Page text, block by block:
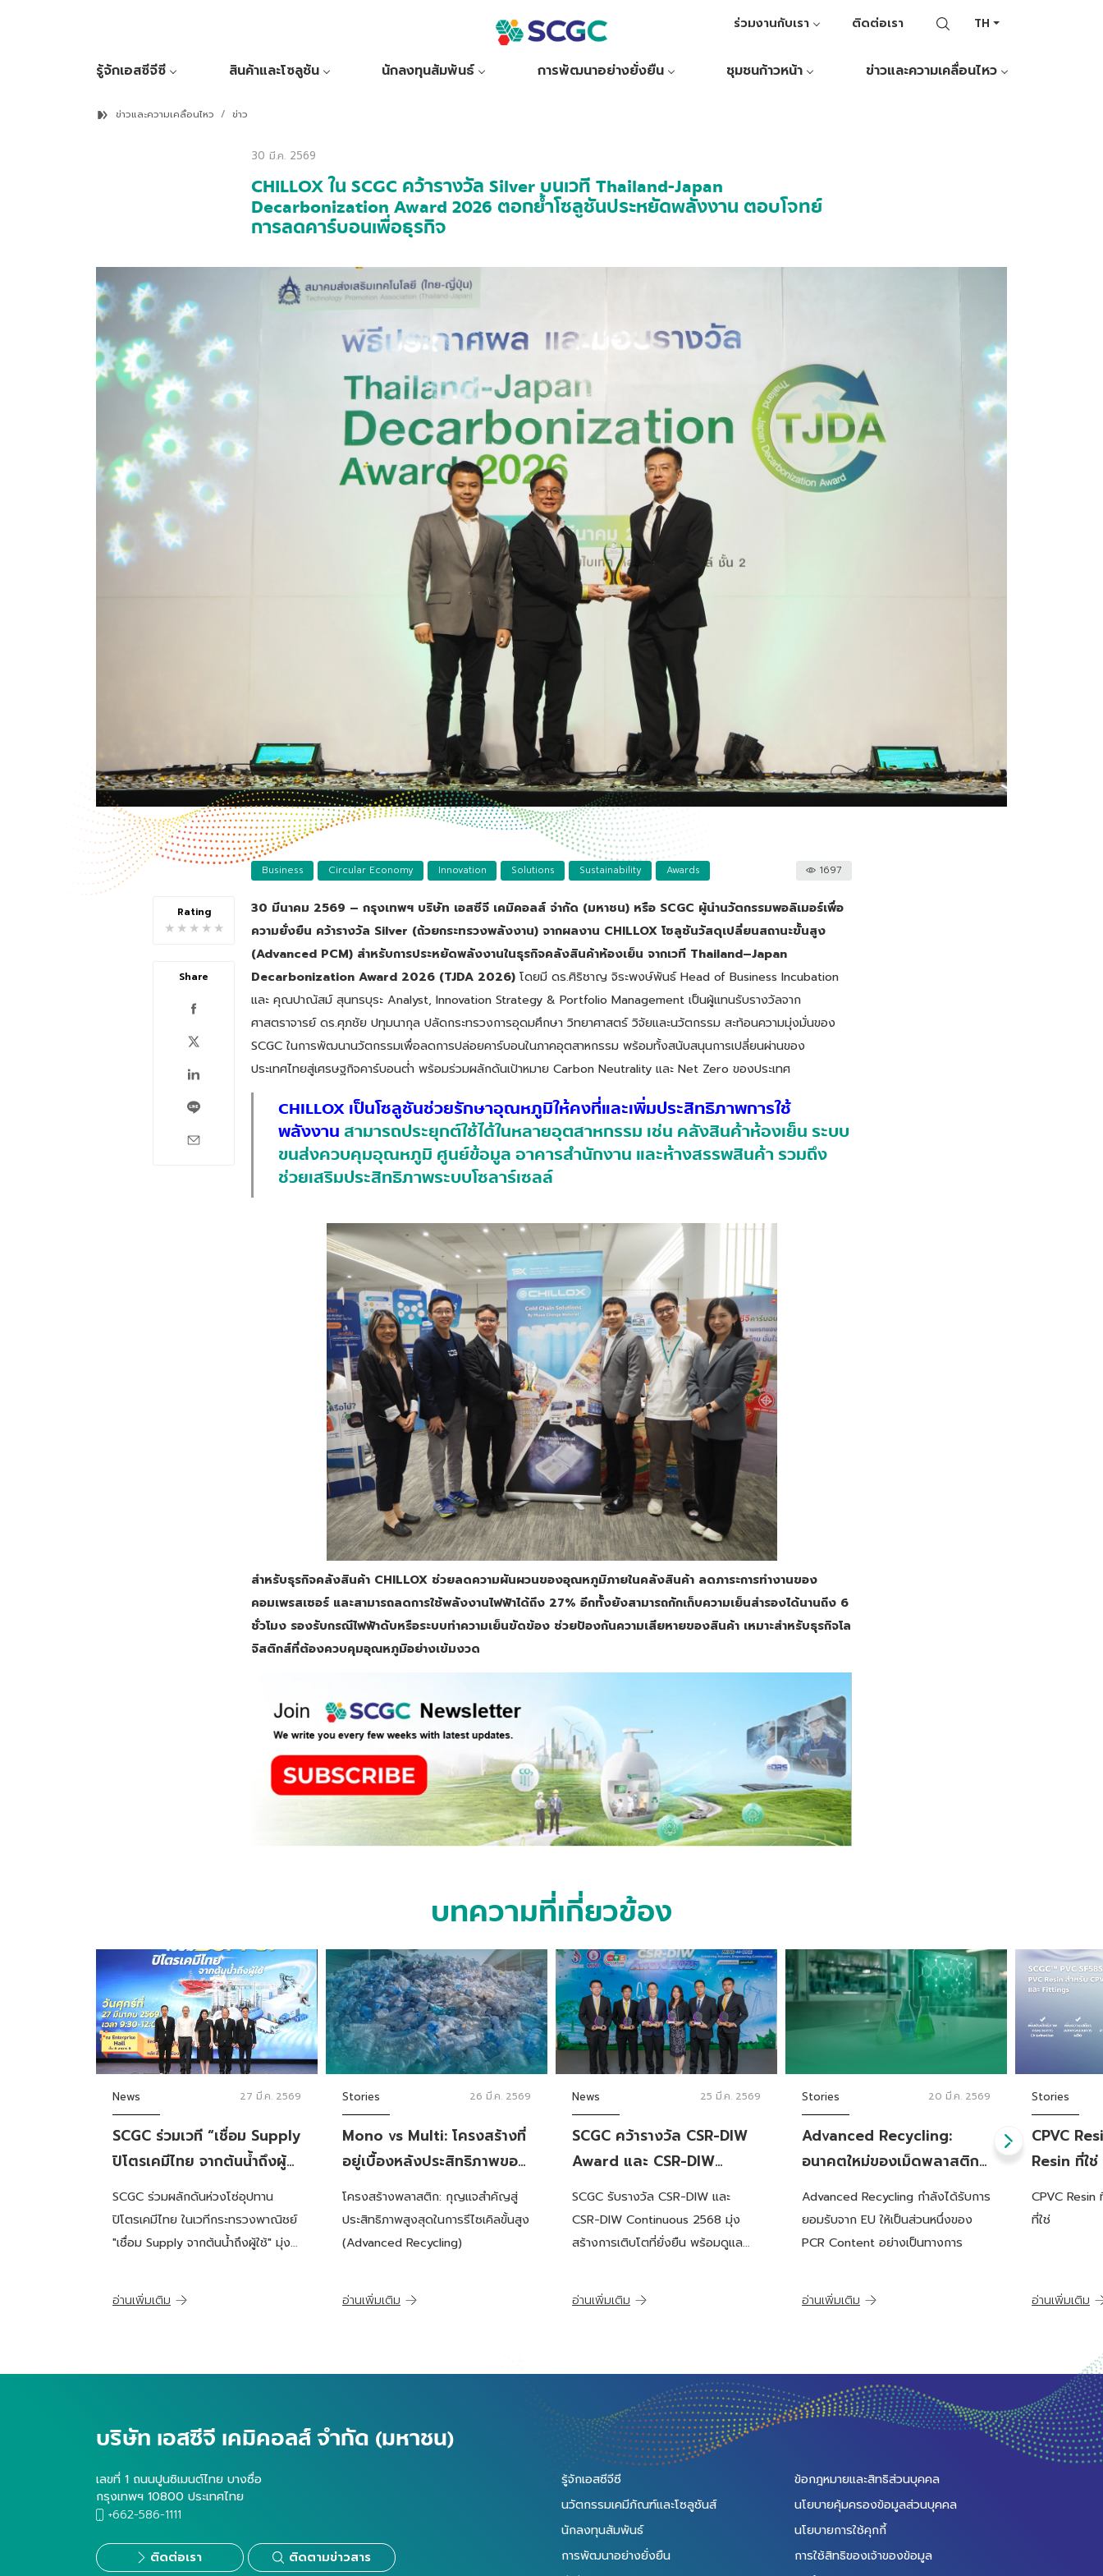
TH
ร่วมงานกับเรา ติดต่อเรา
รู้จักเอสซีจีซี สินค้าและโซลูชัน นักลงทุนสัมพันธ์ การพัฒนาอย่างยั่งยืน ชุมชนก้าวหน้า ข่าวและความเคลื่อนไหว
ข่าวและความเคลื่อนไหว ข่าว
30 มี.ค. 2569
CHILLOX ใน SCGC คว้ารางวัล Silver บนเวที Thailand-Japan
Decarbonization Award 2026 ตอกย้ำโซลูชันประหยัดพลังงาน ตอบโจทย์
การลดคาร์บอนเพื่อธุรกิจ
Business Circular Economy Innovation Solutions Sustainability Awards 1697
30 มีนาคม 2569 – กรุงเทพฯ บริษัท เอสซีจี เคมิคอลส์ จำกัด (มหาชน) หรือ SCGC ผู้นำนวัตกรรมพอลิเมอร์เพื่อ
ความยั่งยืน คว้ารางวัล Silver (ถ้วยกระทรวงพลังงาน) จากผลงาน CHILLOX โซลูชันวัสดุเปลี่ยนสถานะขั้นสูง
(Advanced PCM) สำหรับการประหยัดพลังงานในธุรกิจคลังสินค้าห้องเย็น จากเวที Thailand–Japan
Decarbonization Award 2026 (TJDA 2026) โดยมี ดร.ศิริชาญ จิระพงษ์พันธ์ Head of Business Incubation
และ คุณปาณัสม์ สุนทรบุระ Analyst, Innovation Strategy & Portfolio Management เป็นผู้แทนรับรางวัลจาก
ศาสตราจารย์ ดร.ศุภชัย ปทุมนากุล ปลัดกระทรวงการอุดมศึกษา วิทยาศาสตร์ วิจัยและนวัตกรรม สะท้อนความมุ่งมั่นของ
SCGC ในการพัฒนานวัตกรรมเพื่อลดการปล่อยคาร์บอนในภาคอุตสาหกรรม พร้อมทั้งสนับสนุนการเปลี่ยนผ่านของ
ประเทศไทยสู่เศรษฐกิจคาร์บอนต่ำ พร้อมร่วมผลักดันเป้าหมาย Carbon Neutrality และ Net Zero ของประเทศ
CHILLOX เป็นโซลูชันช่วยรักษาอุณหภูมิให้คงที่และเพิ่มประสิทธิภาพการใช้
พลังงานสามารถประยุกต์ใช้ได้ในหลายอุตสาหกรรม เช่น คลังสินค้าห้องเย็น ระบบ
ขนส่งควบคุมอุณหภูมิ ศูนย์ข้อมูล อาคารสำนักงาน และห้างสรรพสินค้า รวมถึง
ช่วยเสริมประสิทธิภาพระบบโซลาร์เซลล์
สำหรับธุรกิจคลังสินค้า CHILLOX ช่วยลดความผันผวนของอุณหภูมิภายในคลังสินค้า ลดภาระการทำงานของ
คอมเพรสเซอร์ และสามารถลดการใช้พลังงานไฟฟ้าได้ถึง 27% อีกทั้งยังสามารถกักเก็บความเย็นสำรองได้นานถึง 6
ชั่วโมง รองรับกรณีไฟฟ้าดับหรือระบบทำความเย็นขัดข้อง ช่วยป้องกันความเสียหายของสินค้า เหมาะสำหรับธุรกิจโล
จิสติกส์ที่ต้องควบคุมอุณหภูมิอย่างเข้มงวด
Rating
★
★
★
★
★
Share
บทความที่เกี่ยวข้อง
News 27 มี.ค. 2569
SCGC ร่วมเวที “เชื่อม Supply
ปิโตรเคมีไทย จากต้นน้ำถึงผู้
ใช้” โดยกระทรวงพาณิชย์
พร้อมผลักดันบริหารจัดการ
ห่วงโซ่อุปทานปิโตรเคมีไทย
SCGC ร่วมผลักดันห่วงโซ่อุปทาน
ปิโตรเคมีไทย ในเวทีกระทรวงพาณิชย์
"เชื่อม Supply จากต้นน้ำถึงผู้ใช้" มุ่ง
อ่านเพิ่มเติม
Stories 26 มี.ค. 2569
Mono vs Multi: โครงสร้างที่
อยู่เบื้องหลังประสิทธิภาพของ
การรีไซเคิล
โครงสร้างพลาสติก: กุญแจสำคัญสู่
ประสิทธิภาพสูงสุดในการรีไซเคิลขั้นสูง
(Advanced Recycling)
อ่านเพิ่มเติม
News 25 มี.ค. 2569
SCGC คว้ารางวัล CSR-DIW
Award และ CSR-DIW
Continuous Award 2568
มุ่งสร้างการเติบโตควบคู่การ
ดูแลสังคมและสิ่งแวดล้อม
SCGC รับรางวัล CSR-DIW และ
CSR-DIW Continuous 2568 มุ่ง
สร้างการเติบโตที่ยั่งยืน พร้อมดูแล
อ่านเพิ่มเติม
Stories 20 มี.ค. 2569
Advanced Recycling:
อนาคตใหม่ของเม็ดพลาสติก
PCR ภายใต้นโยบายล่าสุดจาก
EU
Advanced Recycling กำลังได้รับการ
ยอมรับจาก EU ให้เป็นส่วนหนึ่งของ
PCR Content อย่างเป็นทางการ
อ่านเพิ่มเติม
Stories
CPVC
Resin ที่ใช่
CPVC Resin
ที่ใช่
อ่านเพิ่มเติม
บริษัท เอสซีจี เคมิคอลส์ จำกัด (มหาชน)
เลขที่ 1 ถนนปูนซิเมนต์ไทย บางซื่อ
กรุงเทพฯ 10800 ประเทศไทย
+662-586-1111
ติดต่อเรา ติดตามข่าวสาร
รู้จักเอสซีจีซี
นวัตกรรมเคมีภัณฑ์และโซลูชันส์
นักลงทุนสัมพันธ์
การพัฒนาอย่างยั่งยืน
ข้อกฎหมายและสิทธิส่วนบุคคล
นโยบายคุ้มครองข้อมูลส่วนบุคคล
นโยบายการใช้คุกกี้
การใช้สิทธิของเจ้าของข้อมูล